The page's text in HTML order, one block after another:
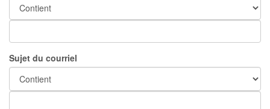
Sujet du courriel